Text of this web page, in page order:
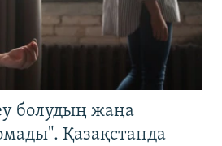
болудың жаңа
Қазақстанда